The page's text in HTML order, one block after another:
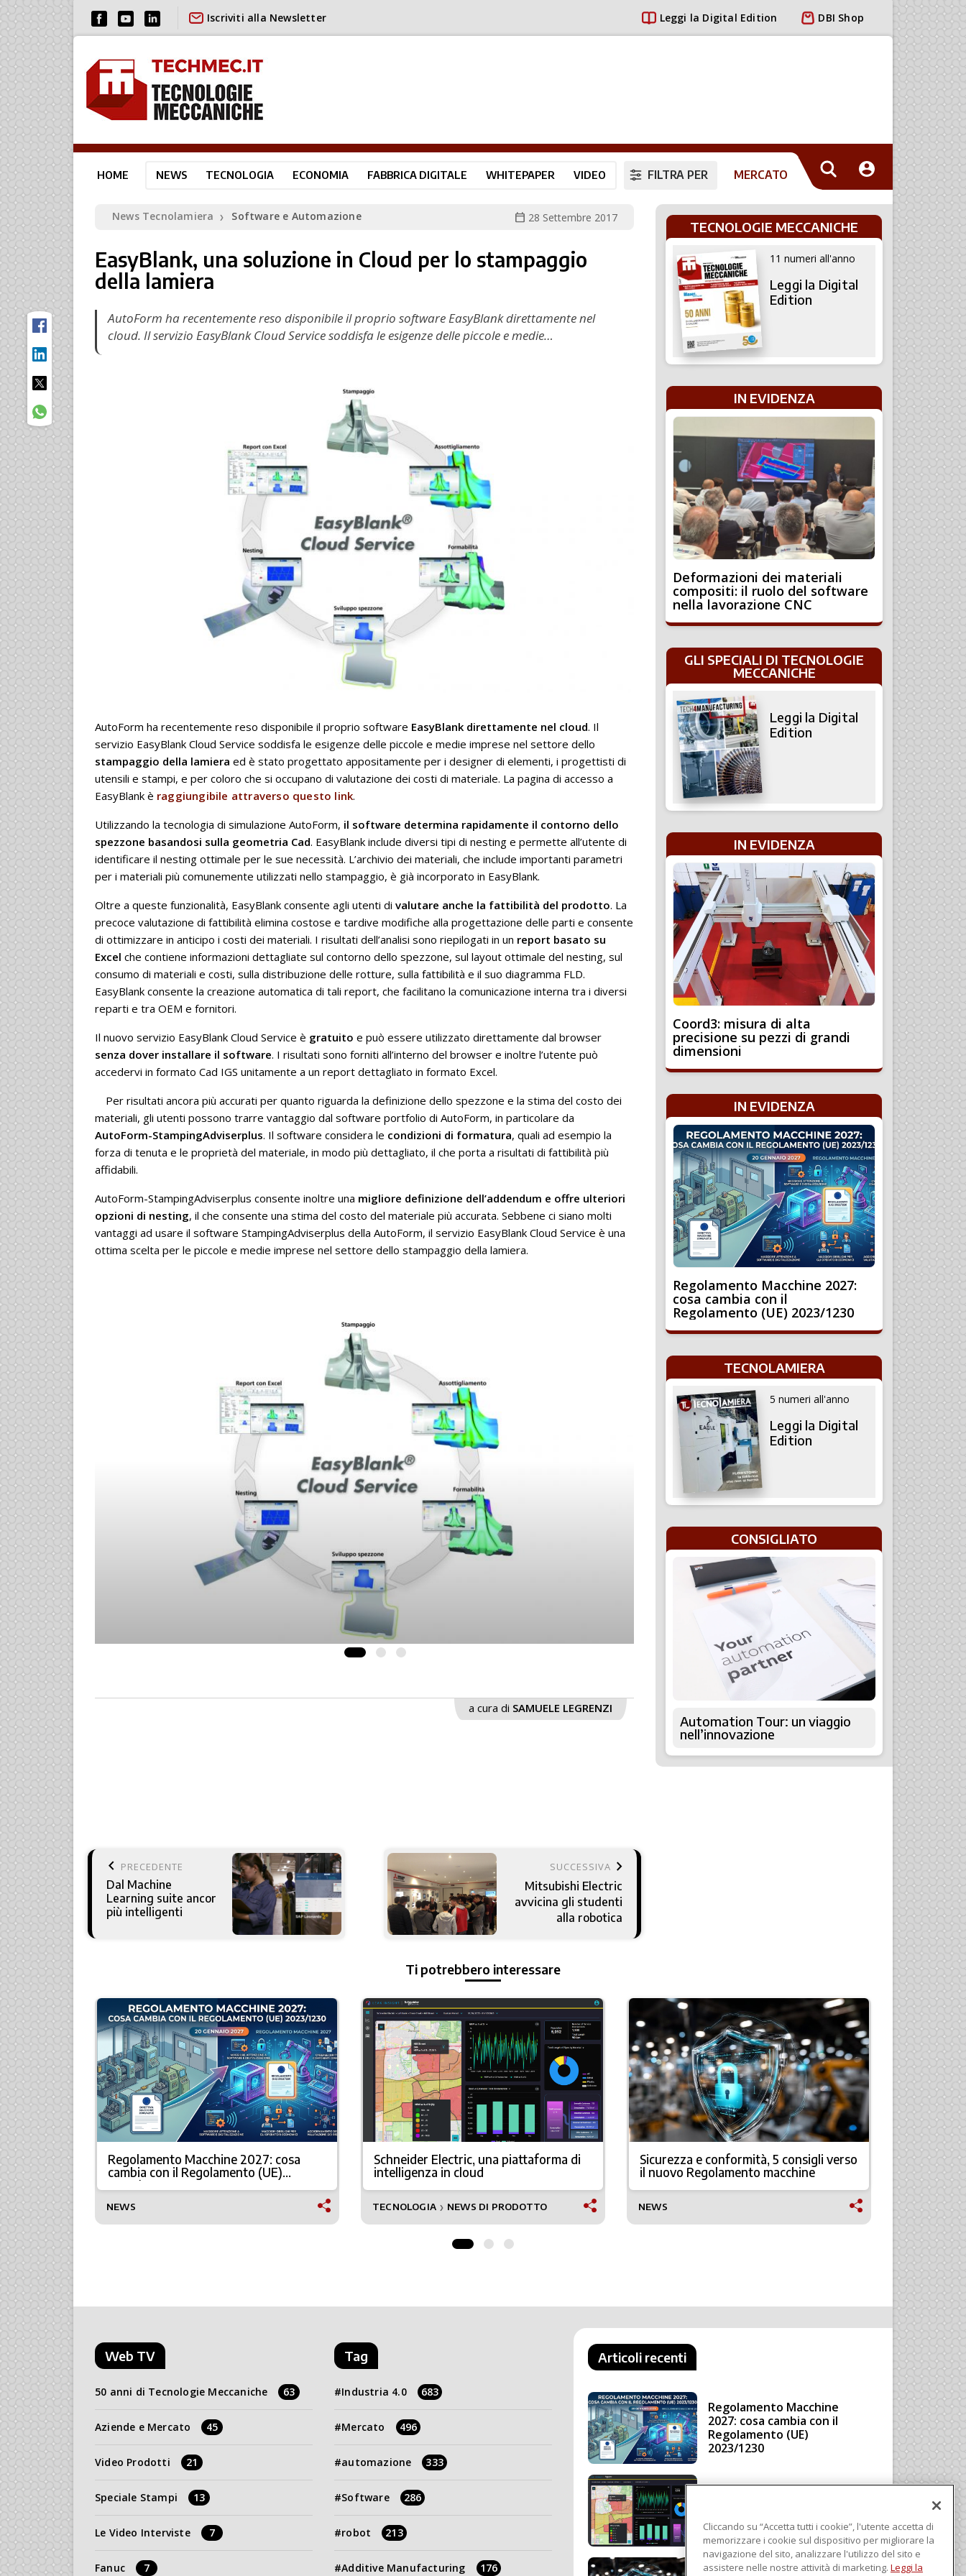
Iscriviti alla Newsletter Leggi la Digital Edition DBI Shop
HOME NEWS TECNOLOGIA ECONOMIA FABBRICA DIGITALE WHITEPAPER VIDEO FILTRA PER MERCATO
News Tecnolamiera ❯ Software e Automazione calendar_today 28 Settembre 2017
EasyBlank, una soluzione in Cloud per lo stampaggio
della lamiera
AutoForm ha recentemente reso disponibile il proprio software EasyBlank direttamente nel
cloud. Il servizio EasyBlank Cloud Service soddisfa le esigenze delle piccole e medie…
AutoForm ha recentemente reso disponibile il proprio software EasyBlank direttamente nel cloud. Il
servizio EasyBlank Cloud Service soddisfa le esigenze delle piccole e medie imprese nel settore dello
stampaggio della lamiera ed è stato progettato appositamente per i designer di elementi, i progettisti di
utensili e stampi, e per coloro che si occupano di valutazione dei costi di materiale. La pagina di accesso a
EasyBlank è raggiungibile attraverso questo link.
Utilizzando la tecnologia di simulazione AutoForm, il software determina rapidamente il contorno dello
spezzone basandosi sulla geometria Cad. EasyBlank include diversi tipi di nesting e permette all’utente di
identificare il nesting ottimale per le sue necessità. L’archivio dei materiali, che include importanti parametri
per i materiali più comunemente utilizzati nello stampaggio, è già incorporato in EasyBlank.
Oltre a queste funzionalità, EasyBlank consente agli utenti di valutare anche la fattibilità del prodotto. La
precoce valutazione di fattibilità elimina costose e tardive modifiche alla progettazione delle parti e consente
di ottimizzare in anticipo i costi dei materiali. I risultati dell’analisi sono riepilogati in un report basato su
Excel che contiene informazioni dettagliate sul contorno dello spezzone, sul layout ottimale del nesting, sul
consumo di materiali e costi, sulla distribuzione delle rotture, sulla fattibilità e il suo diagramma FLD.
EasyBlank consente la creazione automatica di tali report, che facilitano la comunicazione interna tra i diversi
reparti e tra OEM e fornitori.
Il nuovo servizio EasyBlank Cloud Service è gratuito e può essere utilizzato direttamente dal browser
senza dover installare il software. I risultati sono forniti all’interno del browser e inoltre l’utente può
accedervi in formato Cad IGS unitamente a un report dettagliato in formato Excel.
Per risultati ancora più accurati per quanto riguarda la definizione dello spezzone e la stima del costo dei
materiali, gli utenti possono trarre vantaggio dal software portfolio di AutoForm, in particolare da
AutoForm-StampingAdviserplus. Il software considera le condizioni di formatura, quali ad esempio la
forza di tenuta e le proprietà del materiale, in modo più dettagliato, il che porta a risultati di fattibilità più
affidabili.
AutoForm-StampingAdviserplus consente inoltre una migliore definizione dell’addendum e offre ulteriori
opzioni di nesting, il che consente una stima del costo del materiale più accurata. Sebbene ci siano molti
vantaggi ad usare il software StampingAdviserplus della AutoForm, il servizio EasyBlank Cloud Service è una
ottima scelta per le piccole e medie imprese nel settore dello stampaggio della lamiera.
a cura di SAMUELE LEGRENZI
keyboard_arrow_left PRECEDENTE
Dal Machine
Learning suite ancor
più intelligenti
SUCCESSIVA keyboard_arrow_right
Mitsubishi Electric
avvicina gli studenti
alla robotica
TECNOLOGIE MECCANICHE
11 numeri all'anno
Leggi la Digital
Edition
IN EVIDENZA
Deformazioni dei materiali
compositi: il ruolo del software
nella lavorazione CNC
GLI SPECIALI DI TECNOLOGIE
MECCANICHE
Leggi la Digital
Edition
IN EVIDENZA
Coord3: misura di alta
precisione su pezzi di grandi
dimensioni
IN EVIDENZA
Regolamento Macchine 2027:
cosa cambia con il
Regolamento (UE) 2023/1230
TECNOLAMIERA
5 numeri all'anno
Leggi la Digital
Edition
CONSIGLIATO
Automation Tour: un viaggio
nell’innovazione
Ti potrebbero interessare
Regolamento Macchine 2027: cosa
cambia con il Regolamento (UE)
2023/1230
NEWS
Schneider Electric, una piattaforma di
intelligenza in cloud
TECNOLOGIA ❯ NEWS DI PRODOTTO
Sicurezza e conformità, 5 consigli verso
il nuovo Regolamento macchine
NEWS
Fervi
qualità
Web TV
50 anni di Tecnologie Meccaniche 63
Aziende e Mercato 45
Video Prodotti 21
Speciale Stampi 13
Le Video Interviste 7
Fanuc 7
Tag
Industria 4.0 683
Mercato 496
automazione 333
Software 286
robot 213
Additive Manufacturing 176
Articoli recenti
Regolamento Macchine
2027: cosa cambia con il
Regolamento (UE)
2023/1230
in cloud
Cliccando su “Accetta tutti i cookie”, l'utente accetta di
memorizzare i cookie sul dispositivo per migliorare la
navigazione del sito, analizzare l'utilizzo del sito e
assistere nelle nostre attività di marketing. Leggi la